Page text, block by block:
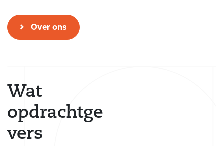
Over ons
Wat
opdrachtge
vers